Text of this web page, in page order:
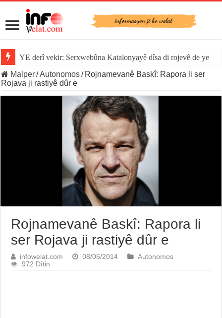
YE derî vekir: Serxwebûna Katalonyayê dîsa di rojevê de ye
Malper/Autonomos/ Rojnamevanê Baskî: Rapora li ser
Rojava ji rastiyê dûr e
Rojnamevanê Baskî: Rapora li
ser Rojava ji rastiyê dûr e
infowelat.com 08/05/2014
Autonomos
972 Dîtin